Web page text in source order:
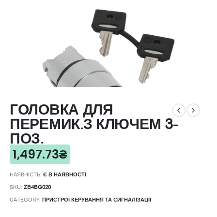
ГОЛОВКА ДЛЯ
ПЕРЕМИК.З КЛЮЧЕМ 3-
ПОЗ.
1,497.73₴
НАЯВНІСТЬ: Є В НАЯВНОСТІ
SKU: ZB4BG020
CATEGORY: ПРИСТРОЇ КЕРУВАННЯ ТА СИГНАЛІЗАЦІЇ